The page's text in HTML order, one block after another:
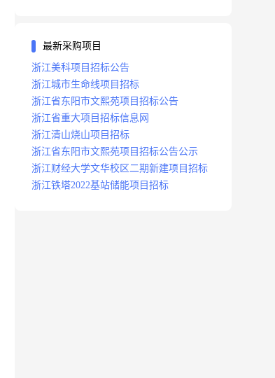
最新采购项目
浙江美科项目招标公告
浙江城市生命线项目招标
浙江省东阳市文熙苑项目招标公告
浙江省重大项目招标信息网
浙江清山烧山项目招标
浙江省东阳市文熙苑项目招标公告公示
浙江财经大学文华校区二期新建项目招标
浙江铁塔2022基站储能项目招标